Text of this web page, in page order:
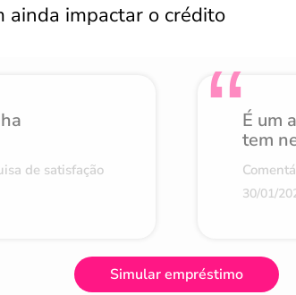
ainda impactar o crédito
de satisfação
É um
tem
30/01/
Simular empréstimo